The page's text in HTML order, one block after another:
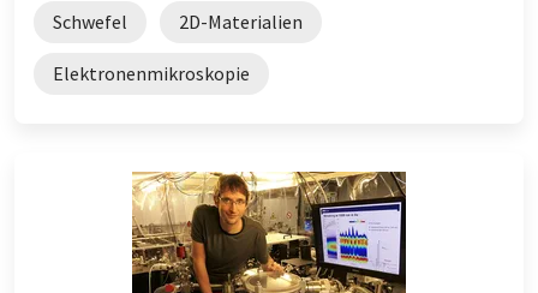
Schwefel 2D-Materialien
Elektronenmikroskopie